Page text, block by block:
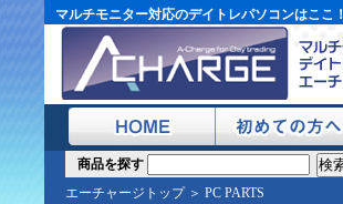
マルチモニター対応のデイトレパソコンはここ！
商品を探す
エーチャージトップ＞ PC PARTS